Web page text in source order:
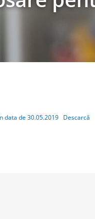
data de 30.05.2019 Descarcă